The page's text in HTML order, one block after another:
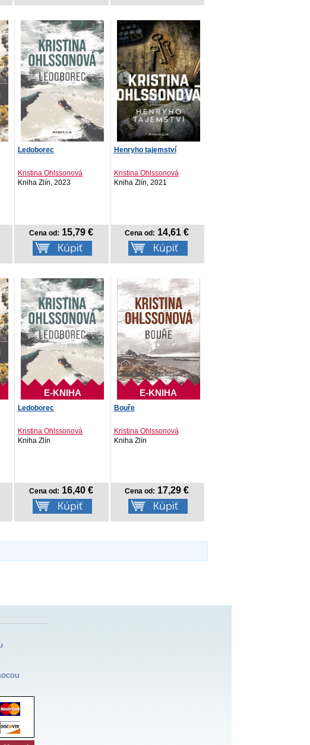
Ledoborec
Kristina Ohlssonová
Kniha Zlín, 2023
Cena od: 15,79 €
Henryho tajemství
Kristina Ohlssonová
Kniha Zlín, 2021
Cena od: 14,61 €
E-KNIHA
Ledoborec
Kristina Ohlssonová
Kniha Zlín
Cena od: 16,40 €
E-KNIHA
Bouře
Kristina Ohlssonová
Kniha Zlín
Cena od: 17,29 €